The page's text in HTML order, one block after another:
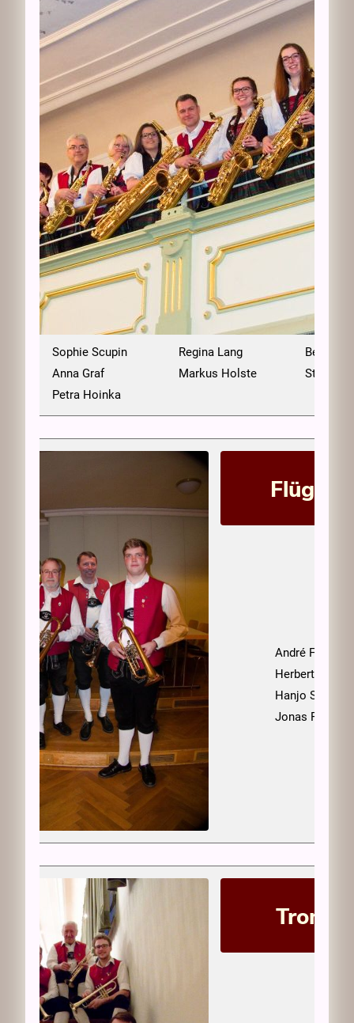
Sophie Scupin Regina Lang
Anna Graf Markus Holste
Stefanie
Petra Hoinka
André Fink
Herbert Pelzl
Hanjo Scupin
Jonas Proske